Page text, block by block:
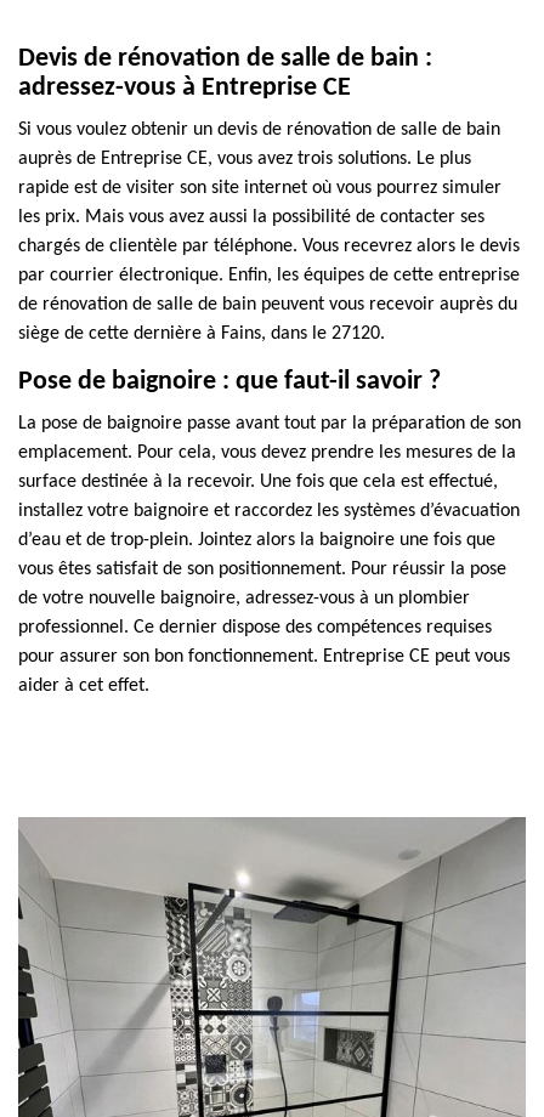
Devis de rénovation de salle de bain :
adressez-vous à Entreprise CE
Si vous voulez obtenir un devis de rénovation de salle de bain
auprès de Entreprise CE, vous avez trois solutions. Le plus
rapide est de visiter son site internet où vous pourrez simuler
les prix. Mais vous avez aussi la possibilité de contacter ses
chargés de clientèle par téléphone. Vous recevrez alors le devis
par courrier électronique. Enfin, les équipes de cette entreprise
de rénovation de salle de bain peuvent vous recevoir auprès du
siège de cette dernière à Fains, dans le 27120.
Pose de baignoire : que faut-il savoir ?
La pose de baignoire passe avant tout par la préparation de son
emplacement. Pour cela, vous devez prendre les mesures de la
surface destinée à la recevoir. Une fois que cela est effectué,
installez votre baignoire et raccordez les systèmes d’évacuation
d’eau et de trop-plein. Jointez alors la baignoire une fois que
vous êtes satisfait de son positionnement. Pour réussir la pose
de votre nouvelle baignoire, adressez-vous à un plombier
professionnel. Ce dernier dispose des compétences requises
pour assurer son bon fonctionnement. Entreprise CE peut vous
aider à cet effet.